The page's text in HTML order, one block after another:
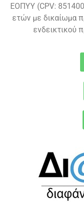
ΕΟΠΥΥ (CPV:
ετών με δικαίωμα
ενδεικτικού